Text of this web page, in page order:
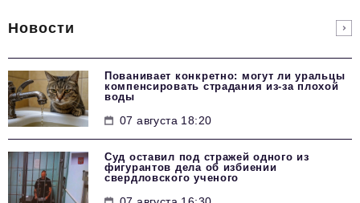
Новости
Пованивает конкретно: могут ли уральцы
компенсировать страдания из-за плохой
воды
07 августа 18:20
Суд оставил под стражей одного из
фигурантов дела об избиении
свердловского ученого